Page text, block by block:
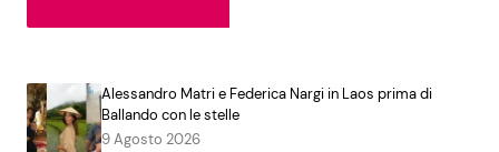
Alessandro Matri e Federica Nargi in Laos prima di
Ballando con le stelle
9 Agosto 2026